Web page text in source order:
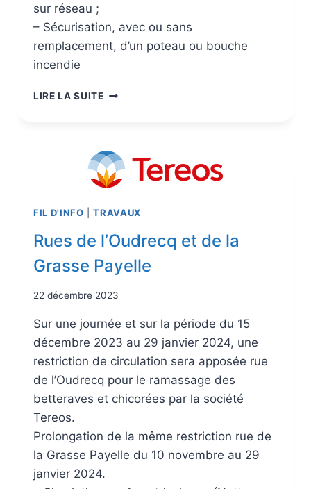
sur réseau ;
– Sécurisation, avec ou sans
remplacement, d’un poteau ou bouche
incendie
LIRE LA SUITE
FIL D'INFO |TRAVAUX
Rues de l’Oudrecq et de la
Grasse Payelle
22 décembre 2023
Sur une journée et sur la période du 15
décembre 2023 au 29 janvier 2024, une
restriction de circulation sera apposée rue
de l’Oudrecq pour le ramassage des
betteraves et chicorées par la société
Tereos.
Prolongation de la même restriction rue de
la Grasse Payelle du 10 novembre au 29
janvier 2024.